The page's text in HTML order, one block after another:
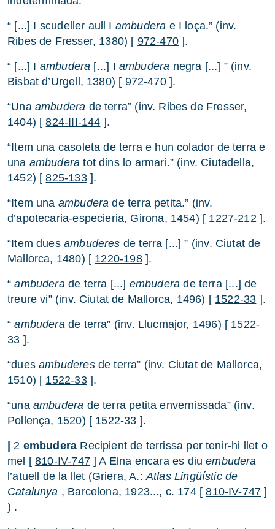
“ [...] I scudeller aull I ambudera e I loça.” (inv.
Ribes de Fresser, 1380) [ 972-470].
“ [...] I ambudera [...] I ambudera negra [...] ” (inv.
Bisbat d’Urgell, 1380) [ 972-470].
“Una ambudera de terra” (inv. Ribes de Fresser,
1404) [824-III-144 ].
“Item una casoleta de terra e hun colador de terra e
una ambudera tot dins lo armari.” (inv. Ciutadella,
1452) [825-133].
“Item una ambudera de terra petita.” (inv.
d’apotecaria-especieria, Girona, 1454) [ 1227-212].
“Item dues ambuderes de terra [...] ” (inv. Ciutat de
Mallorca, 1480) [ 1220-198].
“ambuderade terra [...] embudera de terra [...] de
treure vi” (inv. Ciutat de Mallorca, 1496) [ 1522-33 ].
“ambudera de terra” (inv. Llucmajor, 1496) [ 1522-
33 ].
“duesambuderesde terra” (inv. Ciutat de Mallorca,
1510) [ 1522-33].
“una ambudera de terra petita envernissada” (inv.
Pollença, 1520) [ 1522-33 ].
2 embudera Recipient de terrissa per tenir-hi llet o
mel [810-IV-747] A Elna encara es diuembudera
l’atuell de la llet (Griera, A.:Atlas Lingüístic de
Catalunya , Barcelona, 1923..., c. 174 [810-IV-747 ]
) .